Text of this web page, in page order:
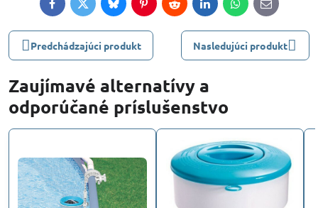
FacebookTwitterBlueskyPinterestRedditLinkedInWhatsApp
E-
mail
Predchádzajúci produkt Nasledujúci produkt
Zaujímavé alternatívy a
odporúčané príslušenstvo